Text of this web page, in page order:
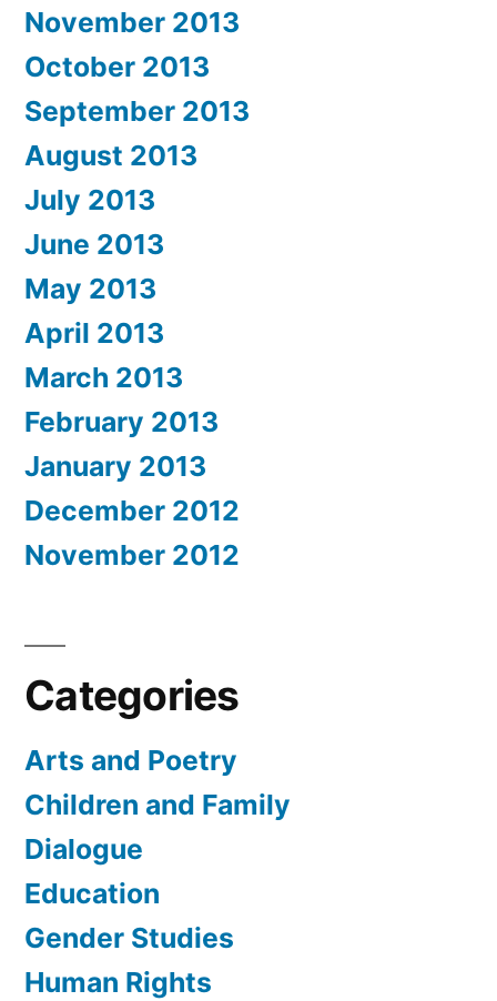
November 2013
October 2013
September 2013
August 2013
July 2013
June 2013
May 2013
April 2013
March 2013
February 2013
January 2013
December 2012
November 2012
Categories
Arts and Poetry
Children and Family
Dialogue
Education
Gender Studies
Human Rights